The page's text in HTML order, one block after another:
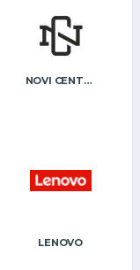
NOVI CENTAR
LENOVO